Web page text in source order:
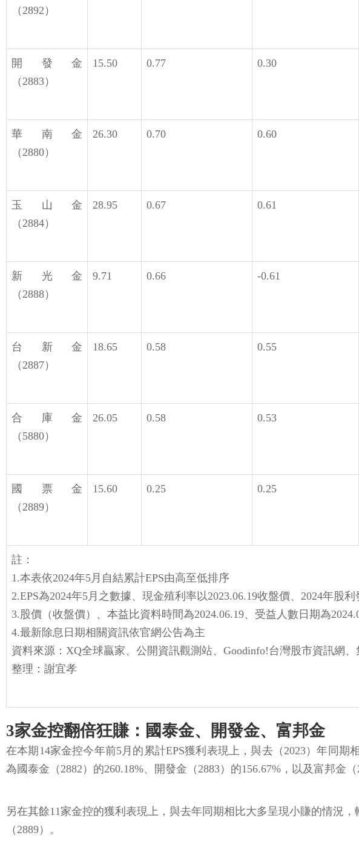
（2892）
開發金
（2883）
15.50 0.77 0.30
華南金
（2880）
26.30 0.70 0.60
玉山金
（2884）
28.95 0.67 0.61
新光金
（2888）
9.71 0.66 -0.61
台新金
（2887）
18.65 0.58 0.55
合庫金
（5880）
26.05 0.58 0.53
國票金
（2889）
15.60 0.25 0.25
註：
1.本表依2024年5月自結累計EPS由高至低排序
2.EPS為2024年5月之數據、現金殖利率以2023.06.19收盤價、2024年股
3.股價（收盤價）、本益比資料時間為2024.06.19、受益人數日期為
4.最新除息日期相關資訊依官網公告為主
資料來源：XQ全球贏家、公開資訊觀測站、Goodinfo!台灣股市資訊網
整理：謝宜孝
3家金控翻倍狂賺：國泰金、開發金、富邦金
在本期14家金控今年前5月的累計EPS獲利表現上，與去（2023）年同
為國泰金（2882）的260.18%、開發金（2883）的156.67%，以及富邦金
另在其餘11家金控的獲利表現上，與去年同期相比大多呈現小賺的情況
（2889）。